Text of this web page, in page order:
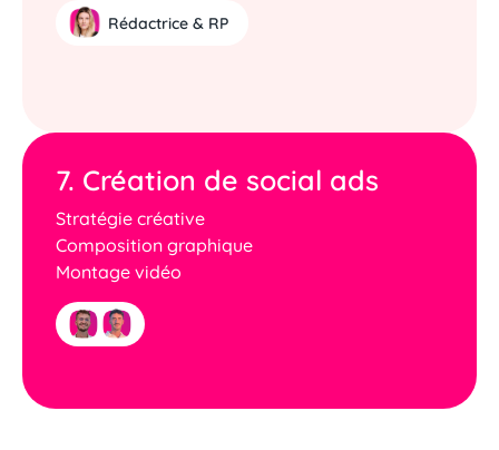
Rédactrice & RP
7. Création de social ads
Stratégie créative
Composition graphique
Montage vidéo